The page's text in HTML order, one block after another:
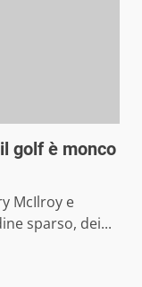
golf è monco
McIlroy e
sparso, dei...